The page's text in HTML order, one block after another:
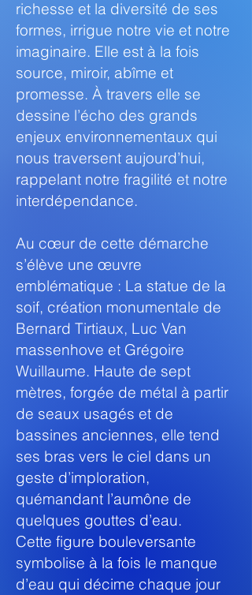
richesse et la diversité de ses
formes, irrigue notre vie et notre
imaginaire. Elle est à la fois
source, miroir, abîme et
promesse. À travers elle se
dessine l’écho des grands
enjeux environnementaux qui
nous traversent aujourd’hui,
rappelant notre fragilité et notre
interdépendance.
Au cœur de cette démarche
s’élève une œuvre
emblématique : La statue de la
soif, création monumentale de
Bernard Tirtiaux, Luc Van
massenhove et Grégoire
Wuillaume. Haute de sept
mètres, forgée de métal à partir
de seaux usagés et de
bassines anciennes, elle tend
ses bras vers le ciel dans un
geste d’imploration,
quémandant l’aumône de
quelques gouttes d’eau.
Cette figure bouleversante
symbolise à la fois le manque
d’eau qui décime chaque jour